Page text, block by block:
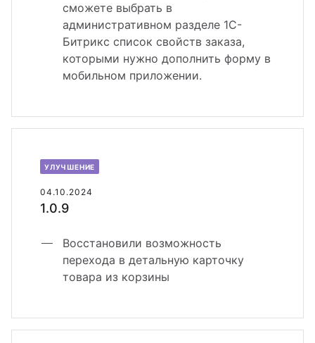
сможете выбрать в
административном разделе 1С-
Битрикс список свойств заказа,
которыми нужно дополнить форму в
мобильном приложении.
04.10.2024
1.0.9
УЛУЧШЕНИЕ
Восстановили возможность
перехода в детальную карточку
товара из корзины